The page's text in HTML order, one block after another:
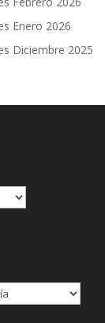
Enero 2026
Diciembre 2025